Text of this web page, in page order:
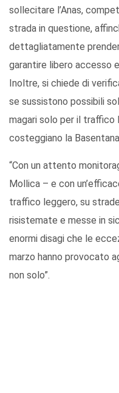
sollecitare l’Anas,
strada in questione,
dettagliatamente
garantire libero accesso
Inoltre, si chiede di
se sussistono possibili
magari solo per il
costeggiano la
“Con un attento
Mollica – e con
traffico leggero, su
risistemate e messe in
enormi disagi che le
marzo hanno provocato
non solo”.